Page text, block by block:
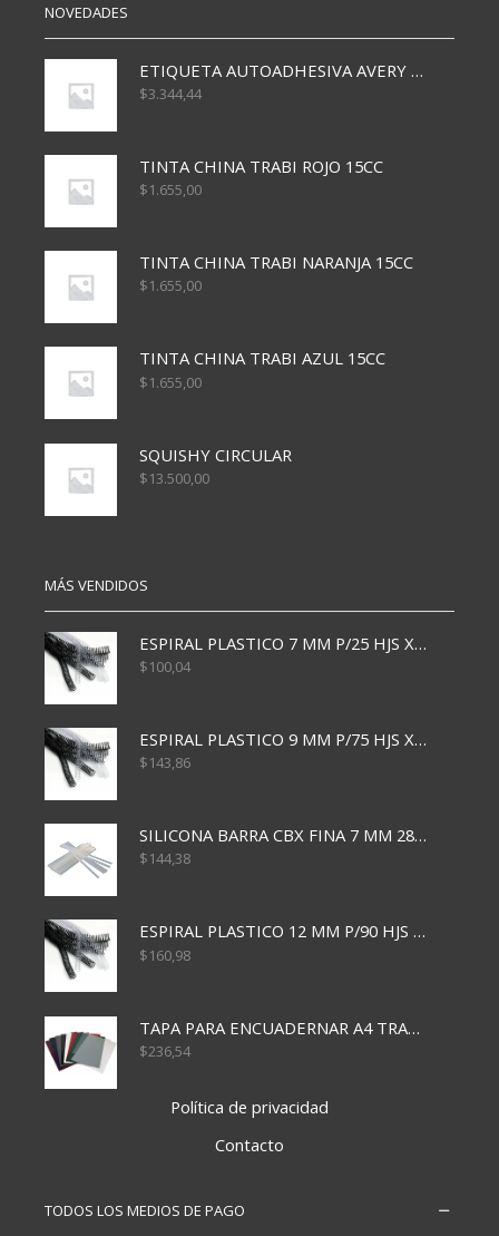
NOVEDADES
ETIQUETA AUTOADHESIVA AVERY 3026 30H 20 X 70
$3.344,44
TINTA CHINA TRABI ROJO 15CC
$1.655,00
TINTA CHINA TRABI NARANJA 15CC
$1.655,00
TINTA CHINA TRABI AZUL 15CC
$1.655,00
SQUISHY CIRCULAR
$13.500,00
MÁS VENDIDOS
ESPIRAL PLASTICO 7 MM P/25 HJS X50x3000
$100,04
ESPIRAL PLASTICO 9 MM P/75 HJS X50X2400
$143,86
SILICONA BARRA CBX FINA 7 MM 28 CM
$144,38
ESPIRAL PLASTICO 12 MM P/90 HJS X50X1500
$160,98
TAPA PARA ENCUADERNAR A4 TRANSP x50x500
$236,54
Política de privacidad
Contacto
TODOS LOS MEDIOS DE PAGO